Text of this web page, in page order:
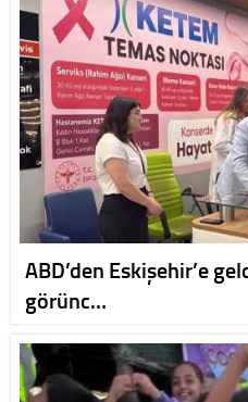
ABD’den Eskişehir’e
görünc…